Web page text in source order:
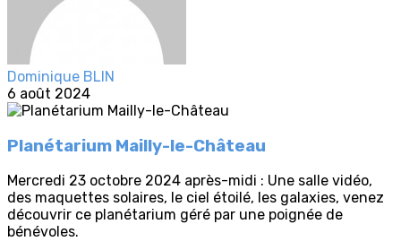
Dominique BLIN
6 août 2024
Planétarium Mailly-le-Château
Mercredi 23 octobre 2024 après-midi : Une salle vidéo,
des maquettes solaires, le ciel étoilé, les galaxies, venez
découvrir ce planétarium géré par une poignée de
bénévoles.